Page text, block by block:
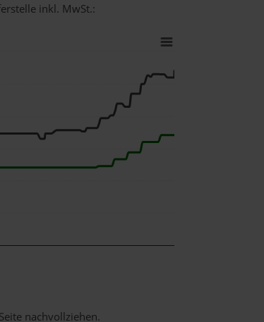
inkl. MwSt.:
nachvollziehen.